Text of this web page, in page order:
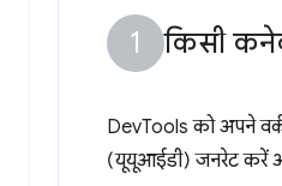
किसी
DevTools को अपने
(यूयूआईडी) जनरेट करें